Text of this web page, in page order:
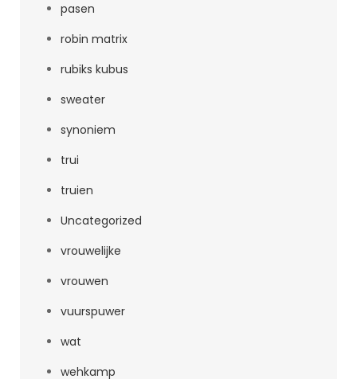
pasen
robin matrix
rubiks kubus
sweater
synoniem
trui
truien
Uncategorized
vrouwelijke
vrouwen
vuurspuwer
wat
wehkamp